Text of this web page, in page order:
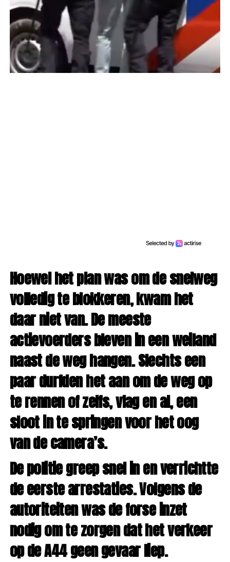
Hoewel het plan was om de snelweg
volledig te blokkeren, kwam het
daar niet van. De meeste
actievoerders bleven in een weiland
naast de weg hangen. Slechts een
paar durfden het aan om de weg op
te rennen of zelfs, vlag en al, een
sloot in te springen voor het oog
van de camera’s.
De politie greep snel in en verrichtte
de eerste arrestaties. Volgens de
autoriteiten was de forse inzet
nodig om te zorgen dat het verkeer
op de A44 geen gevaar liep.